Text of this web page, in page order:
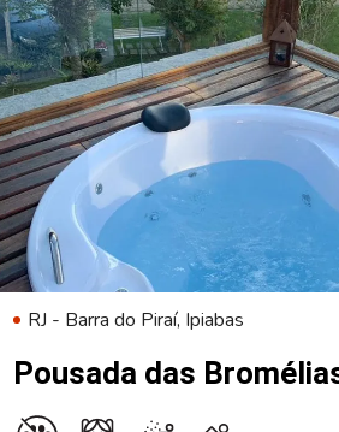
RJ - Barra do Piraí, Ipiabas
Pousada das